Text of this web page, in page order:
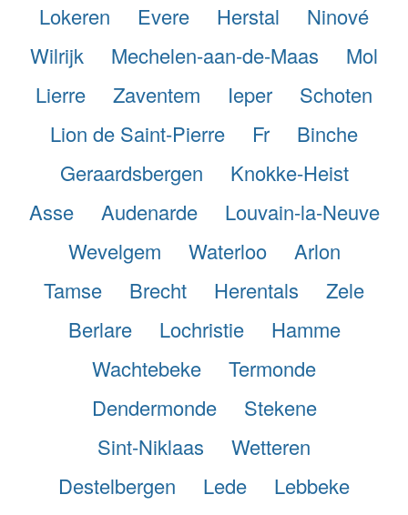
Lokeren
Evere Herstal
Ninové
Wilrijk
Mechelen-aan-de-Maas
Mol
Lierre
Zaventem Ieper
Schoten
Lion de Saint-Pierre
Fr
Binche
Geraardsbergen
Knokke-Heist
Asse
Audenarde
Louvain-la-Neuve
Wevelgem
Waterloo
Arlon
Tamse
Brecht Herentals
Zele
Berlare
Lochristie
Hamme
Wachtebeke
Termonde
Dendermonde
Stekene
Sint-Niklaas
Wetteren
Destelbergen
Lede Lebbeke